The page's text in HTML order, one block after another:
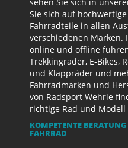
Sie sich auf
Fahrradteile in allen
verschiedenen Marken.
online und offline
Trekkingräder, E-Bikes,
und Klappräder und
Fahrradmarken und
von Radsport Wehrle
richtige Rad und
KOMPETENTE
FAHRRAD